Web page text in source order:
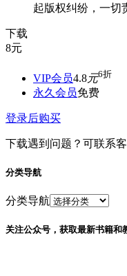
起版权纠纷，一切
下载
8元
VIP会员4.8元6折
永久会员免费
登录后购买
下载遇到问题？可联系
分类导航
分类导航
关注公众号，获取最新书籍和